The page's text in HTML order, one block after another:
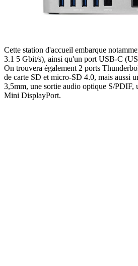
Cette station d'accueil embarque
3.1 5 Gbit/s), ainsi qu'un port USB-C
On trouvera également 2 ports
de carte SD et micro-SD 4.0, mais aussi
3,5mm, une sortie audio optique S/PDIF,
Mini DisplayPort.